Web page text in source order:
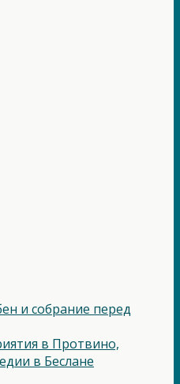
и собрание перед
в Протвино,
в Беслане